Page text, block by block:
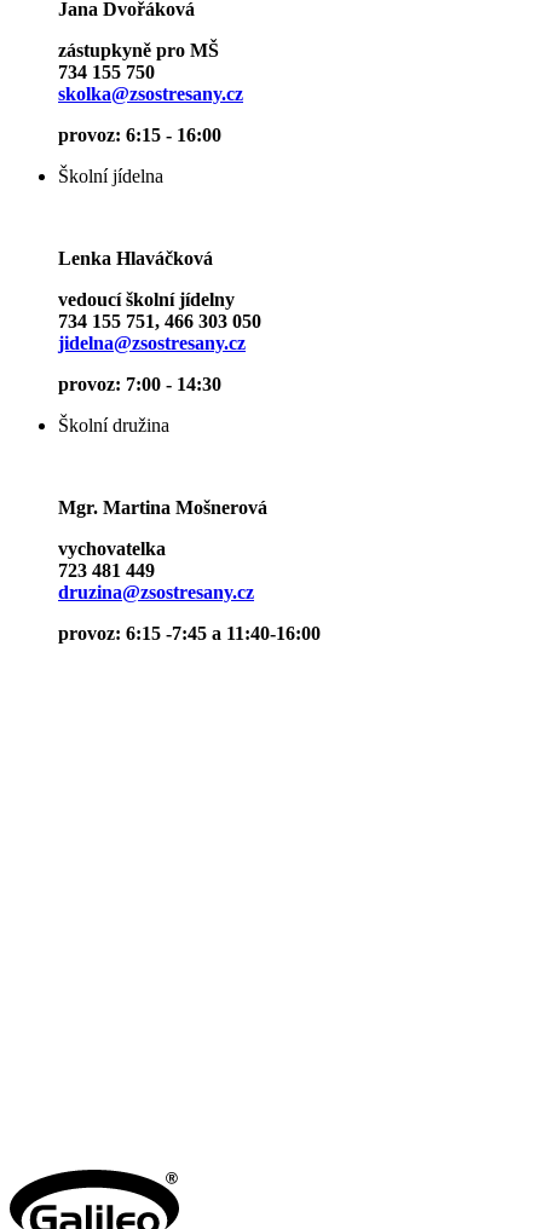
Jana Dvořáková
zástupkyně pro MŠ
734 155 750
skolka@zsostresany.cz
provoz: 6:15 - 16:00
Školní jídelna
Lenka Hlaváčková
vedoucí školní jídelny
734 155 751, 466 303 050
jidelna@zsostresany.cz
provoz: 7:00 - 14:30
Školní družina
Mgr. Martina Mošnerová
vychovatelka
723 481 449
druzina@zsostresany.cz
provoz: 6:15 -7:45 a 11:40-16:00